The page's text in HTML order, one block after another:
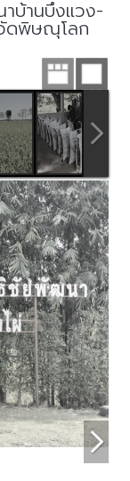
บ้านบึงแวง-
ดพิษณุโลก